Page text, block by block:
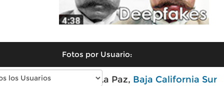
Fotos por Usuario:
Fotos modernas de La Paz, Baja California Sur